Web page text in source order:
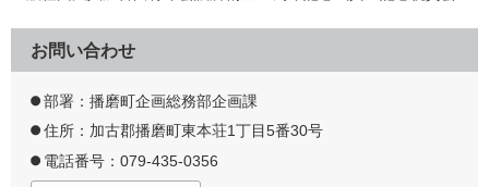
お問い合わせ
部署：播磨町企画総務部企画課
住所：加古郡播磨町東本荘1丁目5番30号
電話番号：079-435-0356